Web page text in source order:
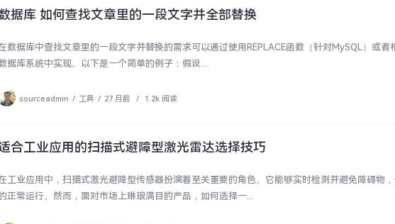
工具
据库 如何查找文章里的一段文字并全部替换
数据库中查找文章里的一段文字并替换的需求可以通过使用REPLACE函数（针对MySQL）或者
据库系统中实现。以下是一个简单的例子：假设...
sourceadmin / 工具 / 27 月前 / 1.2k 阅读
资讯
合工业应用的扫描式避障型激光雷达选择技巧
工业应用中，扫描式激光避障型传感器扮演着至关重要的角色。它能够实时检测并避免障碍物
正常运行。然而，面对市场上琳琅满目的产品，如何选择一...